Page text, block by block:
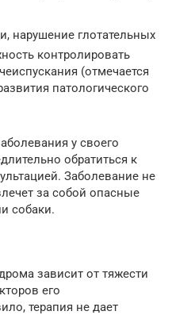
нарушение глотательных
контролировать
(отмечается
патологического
у своего
обратиться к
Заболевание не
за собой опасные
собаки.
зависит от тяжести
его
терапия не дает